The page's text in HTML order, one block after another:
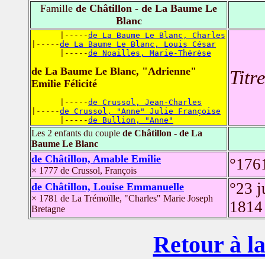
Famille de Châtillon - de La Baume Le
Blanc
      |-----
de La Baume Le Blanc, Charles
|-----de La Baume Le Blanc, Louis César
      |-----
de Noailles, Marie-Thérèse
de La Baume Le Blanc, "Adrienne"
Emilie Félicité
      |-----
de Crussol, Jean-Charles
|-----de Crussol, "Anne" Julie Françoise
      |-----
de Bullion, "Anne"
Les 2 enfants du couple de Châtillon - de La
Baume Le Blanc
de Châtillon, Amable Emilie
× 1777 de Crussol, François
de Châtillon, Louise Emmanuelle
× 1781 de La Trémoïlle, "Charles" Marie Joseph
Bretagne
°23
Retour à